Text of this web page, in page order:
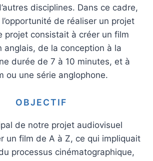
disciplines. Dans ce cadre,
de réaliser un projet
projet consistait à créer un film
anglais, de la conception à la
durée de 7 à 10 minutes, et à
ou une série anglophone.
OBJECTIF
de notre projet audiovisuel
un film de A à Z, ce qui impliquait
processus cinématographique,